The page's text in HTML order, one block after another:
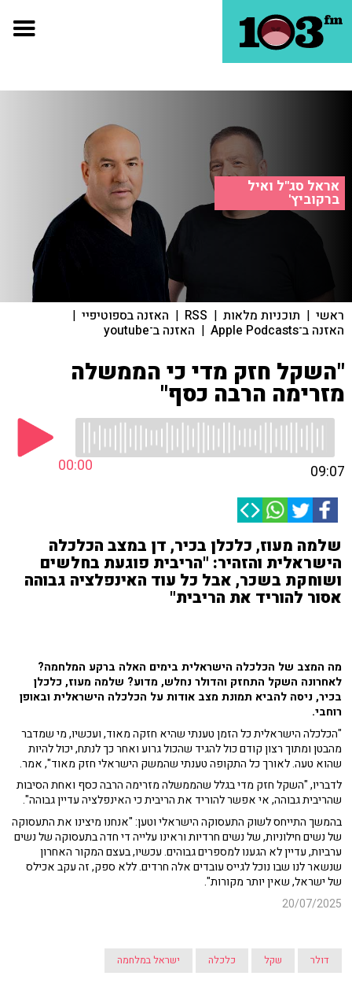
אראל סג"ל ואיל
ברקוביץ'
ראשי | תוכניות מלאות |
RSS
| האזנה בספוטיפיי |
האזנה ב־Apple Podcasts | האזנה ב־youtube
"השקל חזק מדי כי הממשלה
מזרימה הרבה כסף"
00:00 09:07
שלמה מעוז, כלכלן בכיר, דן במצב הכלכלה
הישראלית והזהיר: "הריבית פוגעת בחלשים
ושוחקת בשכר, אבל כל עוד האינפלציה גבוהה
אסור להוריד את הריבית"
מה המצב של הכלכלה הישראלית בימים האלה ברקע המלחמה?
לאחרונה השקל התחזק והדולר נחלש, מדוע? שלמה מעוז, כלכלן
בכיר, ניסה להביא תמונת מצב אודות על הכלכלה הישראלית ובאופן
רוחבי.
"הכלכלה הישראלית כל הזמן טענתי שהיא חזקה מאוד, ועכשיו, מי שמדבר
מהבטן ומתוך רצון קודם כול להגיד שהכול גרוע ואחר כך לנתח, יכול להיות
שהוא טעה. לאורך כל התקופה טענתי שהמשק הישראלי חזק מאוד", אמר.
לדבריו, "השקל חזק מדי בגלל שהממשלה מזרימה הרבה כסף ואחת הסיבות
שהריבית גבוהה, אי אפשר להוריד את הריבית כי האינפלציה עדיין גבוהה".
בהמשך התייחס לשוק התעסוקה הישראלי וטען: "אנחנו מיצינו את התעסוקה
של נשים חילוניות, של נשים חרדיות וראינו עלייה די חדה בתעסוקה של נשים
ערביות, עדיין לא הגענו למספרים גבוהים. עכשיו, בעצם המקור האחרון
שנשאר לנו שבו נוכל לגייס עובדים אלה חרדים. ללא ספק, זה עקב אכילס
של ישראל, שאין יותר מקורות".
20/07/2025
דולר שקל כלכלה ישראל במלחמה